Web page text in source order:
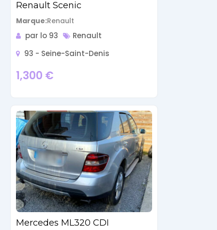
Renault Scenic
Marque Renault
par lo 93
Renault
93 - Seine-Saint-Denis
1,300 €
Mercedes ML320 CDI